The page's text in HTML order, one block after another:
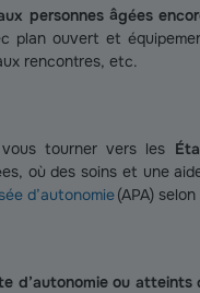
personnes âgées
plan ouvert et
rencontres, etc.
tourner vers les
où des soins et une
d’autonomie(APA)
d’autonomie ou atteints